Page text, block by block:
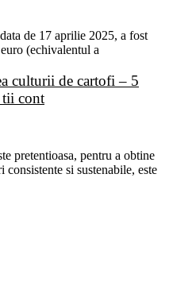
de 17 aprilie 2025, a fost
(echivalentul a
culturii de cartofi – 5
tii cont
pretentioasa, pentru a obtine
si sustenabile, este